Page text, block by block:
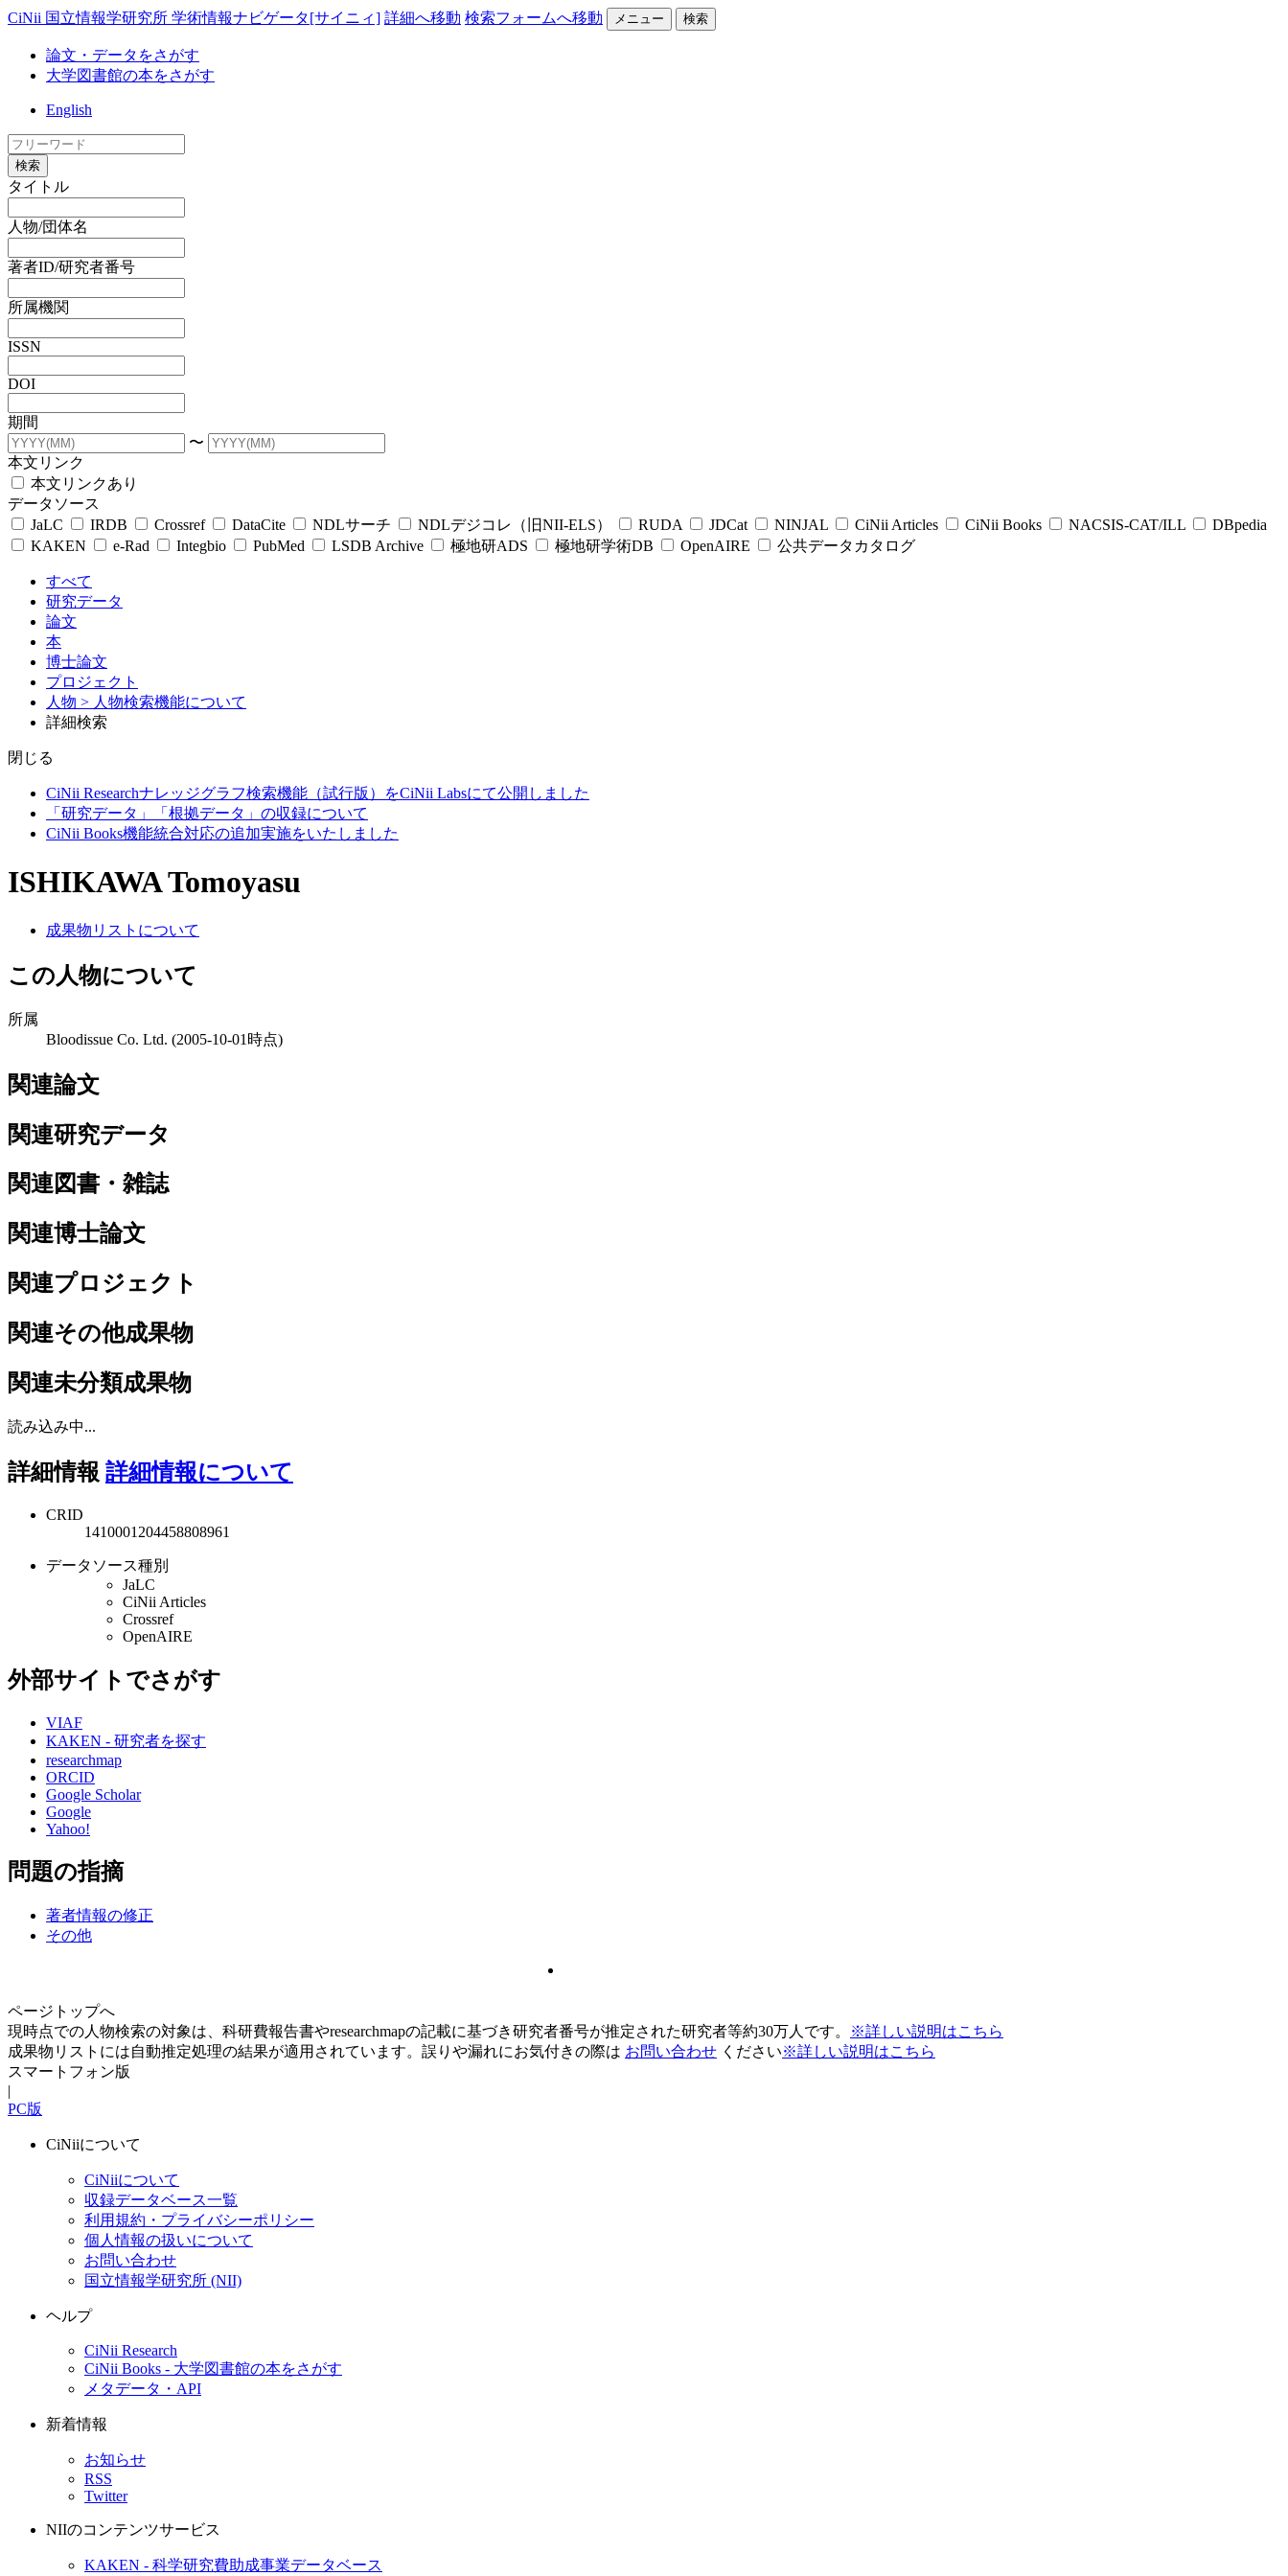
CiNii 国立情報学研究所 学術情報ナビゲータ[サイニィ] 詳細へ移動 検索フォームへ移動 メニュー 検索
論文・データをさがす
大学図書館の本をさがす
English
検索
タイトル
人物/団体名
著者ID/研究者番号
所属機関
ISSN
DOI
期間
〜
本文リンク
本文リンクあり
データソース
JaLC
IRDB Crossref DataCite NDLサーチ NDLデジコレ（旧NII-ELS） RUDA JDCat NINJAL CiNii Articles CiNii Books NACSIS-CAT/ILL
DBpedia
KAKEN
e-Rad Integbio PubMed LSDB Archive 極地研ADS 極地研学術DB OpenAIRE 公共データカタログ
すべて
研究データ
論文
本
博士論文
プロジェクト
人物 > 人物検索機能について
詳細検索
閉じる
CiNii Researchナレッジグラフ検索機能（試行版）をCiNii Labsにて公開しました
「研究データ」「根拠データ」の収録について
CiNii Books機能統合対応の追加実施をいたしました
ISHIKAWA Tomoyasu
成果物リストについて
この人物について
所属
Bloodissue Co. Ltd. (2005-10-01時点)
関連論文
関連研究データ
関連図書・雑誌
関連博士論文
関連プロジェクト
関連その他成果物
関連未分類成果物
読み込み中...
詳細情報 詳細情報について
CRID
1410001204458808961
データソース種別
JaLC
CiNii Articles
Crossref
OpenAIRE
外部サイトでさがす
VIAF
KAKEN - 研究者を探す
researchmap
ORCID
Google Scholar
Google
Yahoo!
問題の指摘
著者情報の修正
その他
ページトップへ
現時点での人物検索の対象は、科研費報告書やresearchmapの記載に基づき研究者番号が推定された研究者等約30万人です。
※詳しい説明はこちら
成果物リストには自動推定処理の結果が適用されています。誤りや漏れにお気付きの際は お問い合わせ ください※詳しい説明はこちら
スマートフォン版
|
PC版
CiNiiについて
CiNiiについて
収録データベース一覧
利用規約・プライバシーポリシー
個人情報の扱いについて
お問い合わせ
国立情報学研究所 (NII)
ヘルプ
CiNii Research
CiNii Books - 大学図書館の本をさがす
メタデータ・API
新着情報
お知らせ
RSS
Twitter
NIIのコンテンツサービス
KAKEN - 科学研究費助成事業データベース